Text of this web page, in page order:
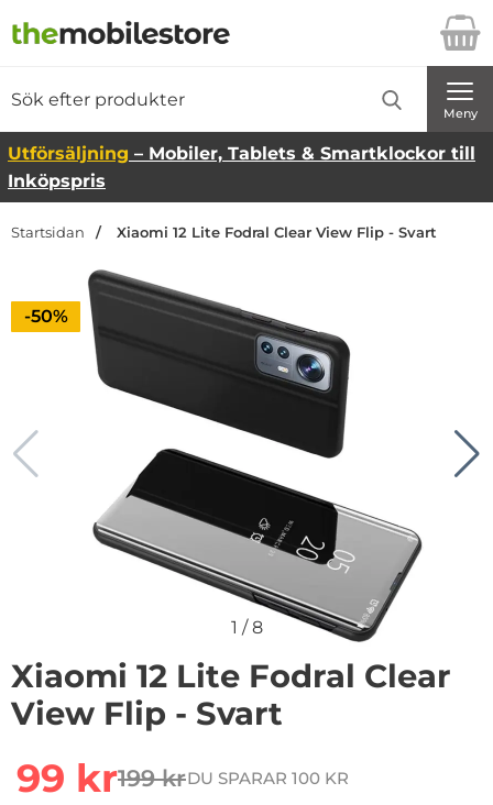
Startsidan för Danira Telecom AB
Meny
Utförsäljning – Mobiler, Tablets & Smartklockor till
Inköpspris
Startsidan Xiaomi 12 Lite Fodral Clear View Flip - Svart
Priset är nedsatt med
-50%
1 /8
Xiaomi 12 Lite Fodral Clear
View Flip - Svart
rea pris
99 krtidigare pris
199 krDU SPARAR 100 KR